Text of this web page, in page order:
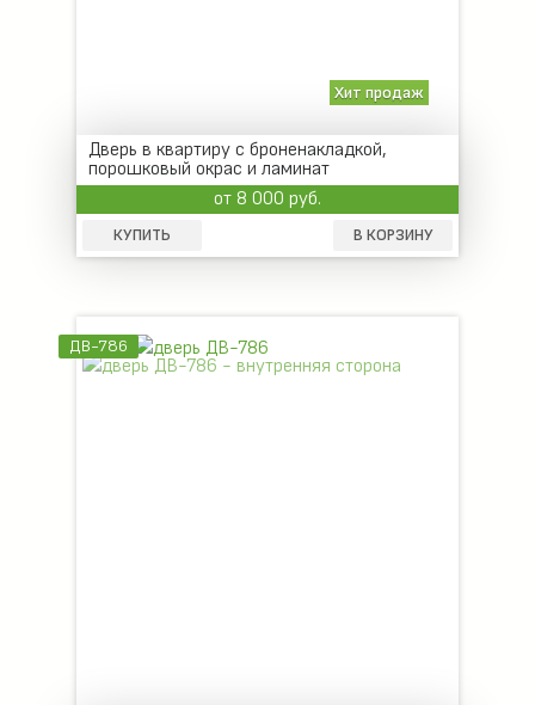
Хит продаж
Дверь в квартиру с броненакладкой,
порошковый окрас и ламинат
от 8 000 руб.
КУПИТЬ В КОРЗИНУ
ДВ-786